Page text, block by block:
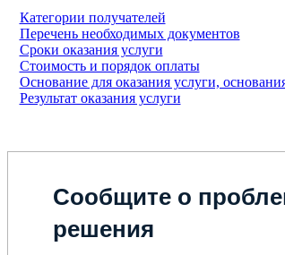
Категории получателей
Перечень необходимых документов
Сроки оказания услуги
Стоимость и порядок оплаты
Основание для оказания услуги,
Результат оказания услуги
Сообщите о
решения